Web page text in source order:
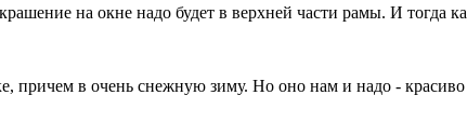
на окне надо будет в верхней части рамы. И тогда
причем в очень снежную зиму. Но оно нам и надо -